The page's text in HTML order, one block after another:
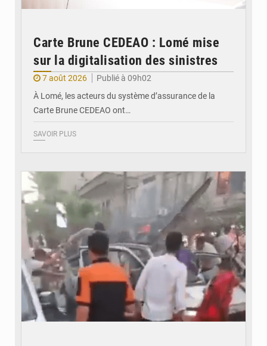
Carte Brune CEDEAO : Lomé mise
sur la digitalisation des sinistres
7 août 2026
Publié à 09h02
À Lomé, les acteurs du système d’assurance de la
Carte Brune CEDEAO ont…
SAVOIR PLUS